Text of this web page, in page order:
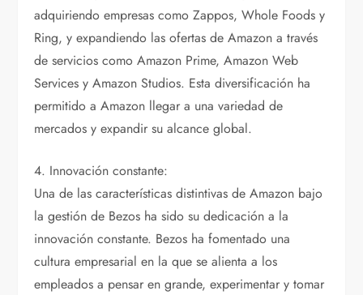
adquiriendo empresas como Zappos, Whole Foods y
Ring, y expandiendo las ofertas de Amazon a través
de servicios como Amazon Prime, Amazon Web
Services y Amazon Studios. Esta diversificación ha
permitido a Amazon llegar a una variedad de
mercados y expandir su alcance global.
4. Innovación constante:
Una de las características distintivas de Amazon bajo
la gestión de Bezos ha sido su dedicación a la
innovación constante. Bezos ha fomentado una
cultura empresarial en la que se alienta a los
empleados a pensar en grande, experimentar y tomar